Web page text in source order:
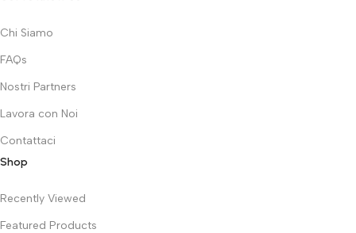
Chi Siamo
FAQs
Nostri Partners
Lavora con Noi
Contattaci
Shop
Recently Viewed
Featured Products